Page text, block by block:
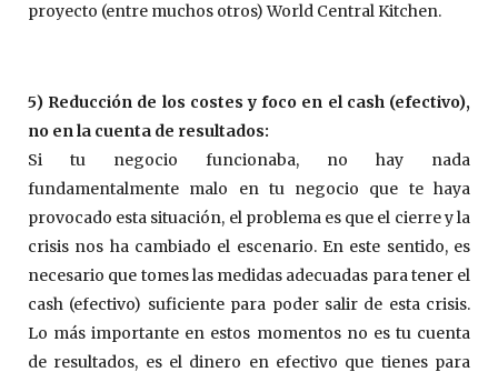
proyecto (entre muchos otros) World Central Kitchen.
5) Reducción de los costes y foco en el cash (efectivo),
no en la cuenta de resultados:
Si tu negocio funcionaba, no hay nada
fundamentalmente malo en tu negocio que te haya
provocado esta situación, el problema es que el cierre y la
crisis nos ha cambiado el escenario. En este sentido, es
necesario que tomes las medidas adecuadas para tener el
cash (efectivo) suficiente para poder salir de esta crisis.
Lo más importante en estos momentos no es tu cuenta
de resultados, es el dinero en efectivo que tienes para